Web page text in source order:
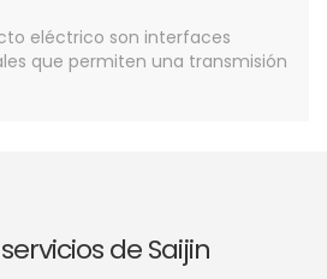
eléctrico son interfaces
que permiten una transmisión
de Saijin